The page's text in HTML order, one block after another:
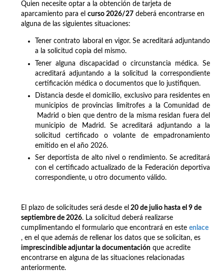
Quien necesite optar a la obtención de tarjeta de
aparcamiento para el curso 2026/27 deberá encontrarse en
alguna de las siguientes situaciones:
Tener contrato laboral en vigor. Se acreditará adjuntando
a la solicitud copia del mismo.
Tener alguna discapacidad o circunstancia médica. Se
acreditará adjuntando a la solicitud la correspondiente
certificación médica o documentos que lo justifiquen.
Distancia desde el domicilio, exclusivo para residentes en
municipios de provincias limítrofes a la Comunidad de
Madrid o bien que dentro de la misma residan fuera del
municipio de Madrid. Se acreditará adjuntando a la
solicitud certificado o volante de empadronamiento
emitido en el año 2026.
Ser deportista de alto nivel o rendimiento. Se acreditará
con el certificado actualizado de la Federación deportiva
correspondiente, u otro documento válido.
El plazo de solicitudes será desde el 20 de julio hasta el 9 de
septiembre de 2026. La solicitud deberá realizarse
cumplimentando el formulario que encontrará en este enlace
, en el que además de rellenar los datos que se solicitan, es
imprescindible adjuntar la documentación que acredite
encontrarse en alguna de las situaciones relacionadas
anteriormente.